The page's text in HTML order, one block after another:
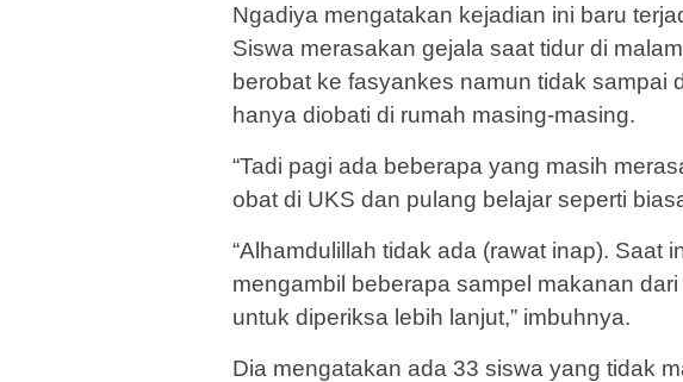
Ngadiya mengatakan kejadian ini baru
Siswa merasakan gejala saat tidur di
berobat ke fasyankes namun tidak sampai
hanya diobati di rumah masing-masing.
“Tadi pagi ada beberapa yang masih
obat di UKS dan pulang belajar seperti
“Alhamdulillah tidak ada (rawat inap). Saat
mengambil beberapa sampel makanan
untuk diperiksa lebih lanjut,” imbuhnya.
Dia mengatakan ada 33 siswa yang tidak